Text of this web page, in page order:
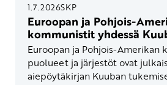
1.7.2026SKP
Euroopan ja Pohjois-
kommunistit yhdessä
Euroopan ja Pohjois-Amerikan
puolueet ja järjestöt ovat
aiepöytäkirjan Kuuban